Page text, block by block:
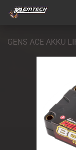
GENS ACE AKKU